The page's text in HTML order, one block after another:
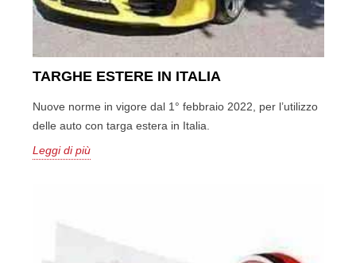
TARGHE ESTERE IN ITALIA
Nuove norme in vigore dal 1° febbraio 2022, per l’utilizzo
delle auto con targa estera in Italia.
Leggi di più